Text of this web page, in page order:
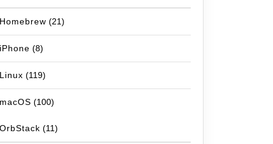
Homebrew (21)
iPhone (8)
Linux (119)
macOS (100)
OrbStack (11)